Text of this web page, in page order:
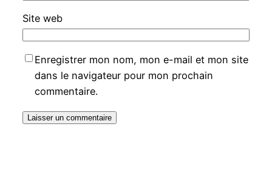
Site web
Enregistrer mon nom, mon e-mail et mon site
dans le navigateur pour mon prochain
commentaire.